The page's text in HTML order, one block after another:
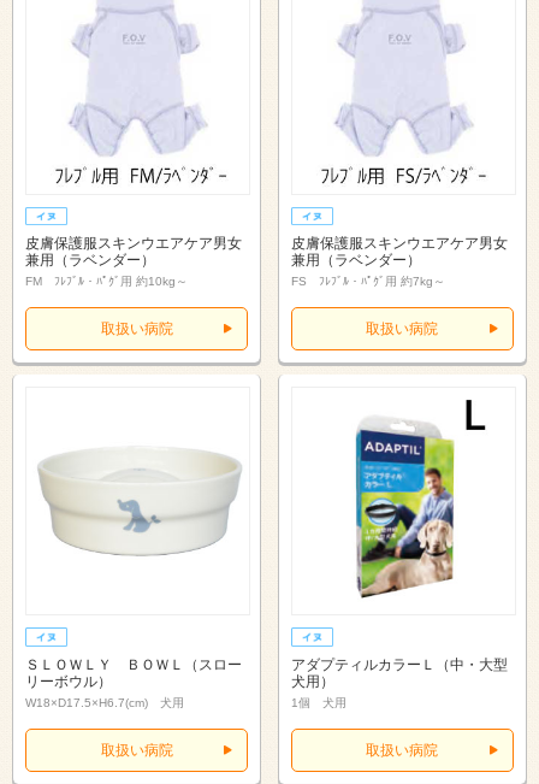
皮膚保護服スキンウエアケア男女
兼用（ラベンダー）
FM ﾌﾚﾌﾞﾙ・ﾊﾟｸﾞ用 約10kg～
取扱い病院
皮膚保護服スキンウエアケア男女
兼用（ラベンダー）
FS ﾌﾚﾌﾞﾙ・ﾊﾟｸﾞ用 約7kg～
取扱い病院
ＳＬＯＷＬＹ ＢＯＷＬ（スロー
リーボウル）
W18×D17.5×H6.7(cm) 犬用
取扱い病院
アダプティルカラーＬ（中・大型
犬用）
1個 犬用
取扱い病院